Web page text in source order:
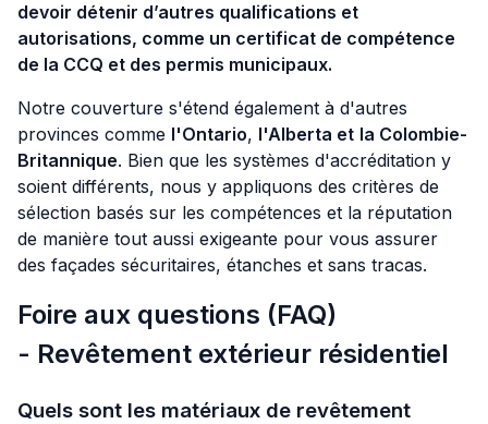
devoir détenir d’autres qualifications et
autorisations, comme un certificat de compétence
de la CCQ et des permis municipaux.
Notre couverture s'étend également à d'autres
provinces comme l'Ontario, l'Alberta et la Colombie-
Britannique. Bien que les systèmes d'accréditation y
soient différents, nous y appliquons des critères de
sélection basés sur les compétences et la réputation
de manière tout aussi exigeante pour vous assurer
des façades sécuritaires, étanches et sans tracas.
Foire aux questions (FAQ)
- Revêtement extérieur résidentiel
Quels sont les matériaux de revêtement